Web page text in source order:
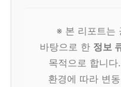
※ 본 리포트는
바탕으로 한 정보
목적으로 합니
환경에 따라 변